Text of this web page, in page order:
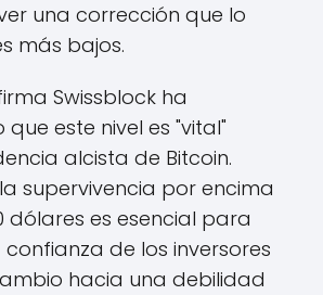
una corrección que lo
más bajos.
Swissblock ha
este nivel es "vital"
alcista de Bitcoin.
supervivencia por encima
dólares es esencial para
de los inversores
hacia una debilidad